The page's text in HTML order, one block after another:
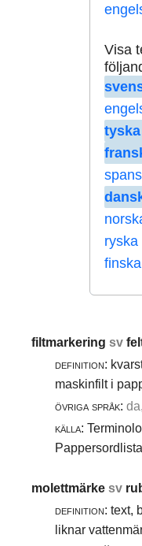
Visa
tyska
ryska
filtmarkeringsv
definition:
maskinfilt i
övriga språk:
källa:
molettmärkesv
definition: text,
liknar